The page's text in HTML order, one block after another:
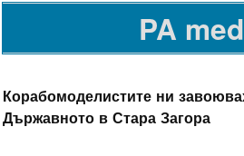
PA
Корабомоделистите ни
Държавното в Стара Загора